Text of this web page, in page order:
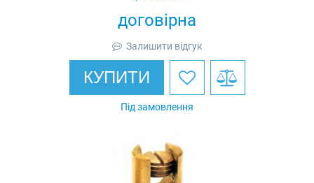
договірна
Залишити відгук
КУПИТИ
Під замовлення